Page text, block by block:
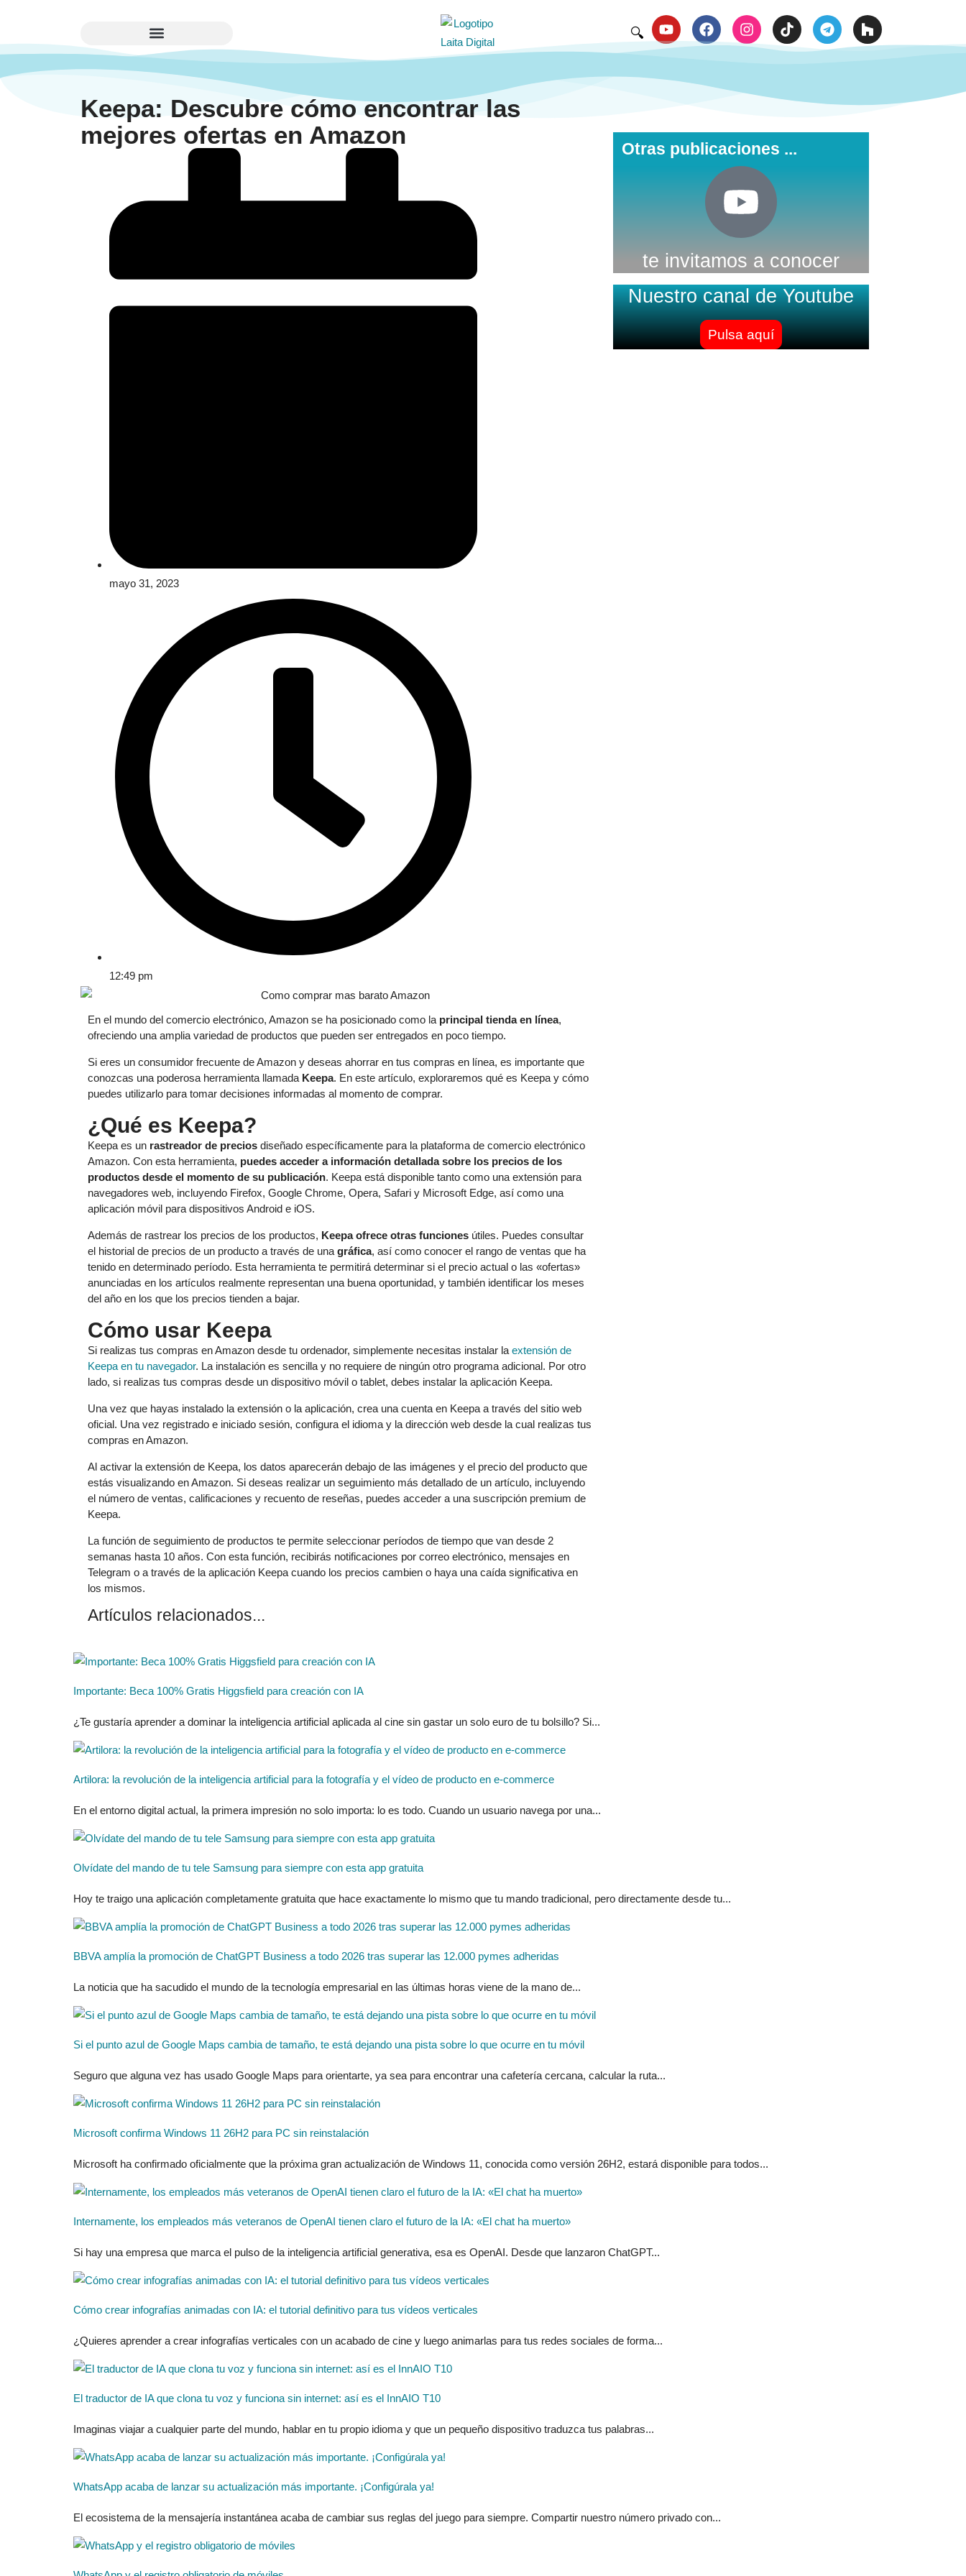
🔍
Keepa: Descubre cómo encontrar las
mejores ofertas en Amazon
mayo 31, 2023
12:49 pm
En el mundo del comercio electrónico, Amazon se ha posicionado como la principal tienda en línea,
ofreciendo una amplia variedad de productos que pueden ser entregados en poco tiempo.
Si eres un consumidor frecuente de Amazon y deseas ahorrar en tus compras en línea, es importante que
conozcas una poderosa herramienta llamada Keepa. En este artículo, exploraremos qué es Keepa y cómo
puedes utilizarlo para tomar decisiones informadas al momento de comprar.
¿Qué es Keepa?
Keepa es un rastreador de precios diseñado específicamente para la plataforma de comercio electrónico
Amazon. Con esta herramienta, puedes acceder a información detallada sobre los precios de los
productos desde el momento de su publicación. Keepa está disponible tanto como una extensión para
navegadores web, incluyendo Firefox, Google Chrome, Opera, Safari y Microsoft Edge, así como una
aplicación móvil para dispositivos Android e iOS.
Además de rastrear los precios de los productos, Keepa ofrece otras funciones útiles. Puedes consultar
el historial de precios de un producto a través de una gráfica, así como conocer el rango de ventas que ha
tenido en determinado período. Esta herramienta te permitirá determinar si el precio actual o las «ofertas»
anunciadas en los artículos realmente representan una buena oportunidad, y también identificar los meses
del año en los que los precios tienden a bajar.
Cómo usar Keepa
Si realizas tus compras en Amazon desde tu ordenador, simplemente necesitas instalar la extensión de
Keepa en tu navegador. La instalación es sencilla y no requiere de ningún otro programa adicional. Por otro
lado, si realizas tus compras desde un dispositivo móvil o tablet, debes instalar la aplicación Keepa.
Una vez que hayas instalado la extensión o la aplicación, crea una cuenta en Keepa a través del sitio web
oficial. Una vez registrado e iniciado sesión, configura el idioma y la dirección web desde la cual realizas tus
compras en Amazon.
Al activar la extensión de Keepa, los datos aparecerán debajo de las imágenes y el precio del producto que
estás visualizando en Amazon. Si deseas realizar un seguimiento más detallado de un artículo, incluyendo
el número de ventas, calificaciones y recuento de reseñas, puedes acceder a una suscripción premium de
Keepa.
La función de seguimiento de productos te permite seleccionar períodos de tiempo que van desde 2
semanas hasta 10 años. Con esta función, recibirás notificaciones por correo electrónico, mensajes en
Telegram o a través de la aplicación Keepa cuando los precios cambien o haya una caída significativa en
los mismos.
Artículos relacionados...
Otras publicaciones ...
te invitamos a conocer
Nuestro canal de Youtube
Pulsa aquí
Importante: Beca 100% Gratis Higgsfield para creación con IA
¿Te gustaría aprender a dominar la inteligencia artificial aplicada al cine sin gastar un solo euro de tu bolsillo? Si...
Artilora: la revolución de la inteligencia artificial para la fotografía y el vídeo de producto en e-commerce
En el entorno digital actual, la primera impresión no solo importa: lo es todo. Cuando un usuario navega por una...
Olvídate del mando de tu tele Samsung para siempre con esta app gratuita
Hoy te traigo una aplicación completamente gratuita que hace exactamente lo mismo que tu mando tradicional, pero directamente desde tu...
BBVA amplía la promoción de ChatGPT Business a todo 2026 tras superar las 12.000 pymes adheridas
La noticia que ha sacudido el mundo de la tecnología empresarial en las últimas horas viene de la mano de...
Si el punto azul de Google Maps cambia de tamaño, te está dejando una pista sobre lo que ocurre en tu móvil
Seguro que alguna vez has usado Google Maps para orientarte, ya sea para encontrar una cafetería cercana, calcular la ruta...
Microsoft confirma Windows 11 26H2 para PC sin reinstalación
Microsoft ha confirmado oficialmente que la próxima gran actualización de Windows 11, conocida como versión 26H2, estará disponible para todos...
Internamente, los empleados más veteranos de OpenAI tienen claro el futuro de la IA: «El chat ha muerto»
Si hay una empresa que marca el pulso de la inteligencia artificial generativa, esa es OpenAI. Desde que lanzaron ChatGPT...
Cómo crear infografías animadas con IA: el tutorial definitivo para tus vídeos verticales
¿Quieres aprender a crear infografías verticales con un acabado de cine y luego animarlas para tus redes sociales de forma...
El traductor de IA que clona tu voz y funciona sin internet: así es el InnAIO T10
Imaginas viajar a cualquier parte del mundo, hablar en tu propio idioma y que un pequeño dispositivo traduzca tus palabras...
WhatsApp acaba de lanzar su actualización más importante. ¡Configúrala ya!
El ecosistema de la mensajería instantánea acaba de cambiar sus reglas del juego para siempre. Compartir nuestro número privado con...